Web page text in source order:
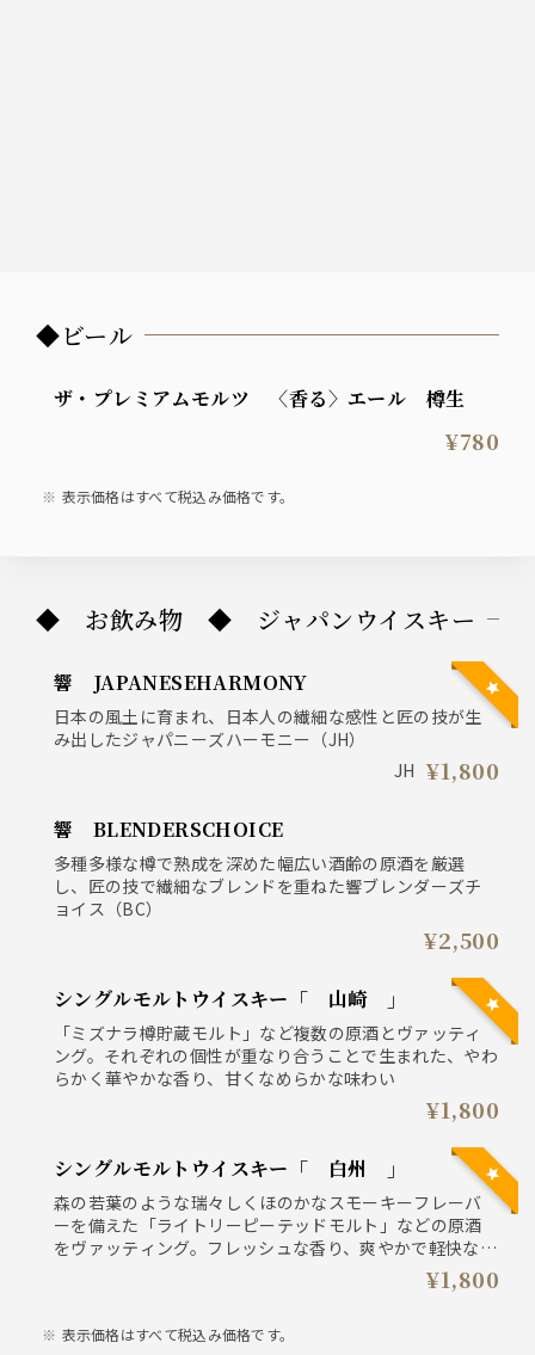
◆ビール
ザ・プレミアムモルツ 〈香る〉エール 樽生
¥780
表示価格はすべて税込み価格です。
◆ お飲み物 ◆ ジャパンウイスキー
響 JAPANESEHARMONY
日本の風土に育まれ、日本人の繊細な感性と匠の技が生
み出したジャパニーズハーモニー（JH）
JH ¥1,800
響 BLENDERSCHOICE
多種多様な樽で熟成を深めた幅広い酒齢の原酒を厳選
し、匠の技で繊細なブレンドを重ねた響ブレンダーズチ
ョイス（BC）
¥2,500
シングルモルトウイスキー「 山崎 」
「ミズナラ樽貯蔵モルト」など複数の原酒とヴァッティ
ング。それぞれの個性が重なり合うことで生まれた、やわ
らかく華やかな香り、甘くなめらかな味わい
¥1,800
シングルモルトウイスキー「 白州 」
森の若葉のような瑞々しくほのかなスモーキーフレーバ
ーを備えた「ライトリーピーテッドモルト」などの原酒
をヴァッティング。フレッシュな香り、爽やかで軽快なキ
¥1,800
表示価格はすべて税込み価格です。